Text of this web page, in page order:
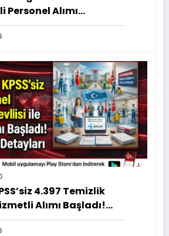
Personel Alımı
İşte Kadrolar ve
4.397 Temizlik
Alımı Başladı!